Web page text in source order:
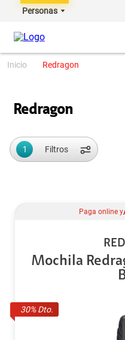
Personas
redragon
Redragon
1 Filtros
30% Dto.
Paga online y
Mochila